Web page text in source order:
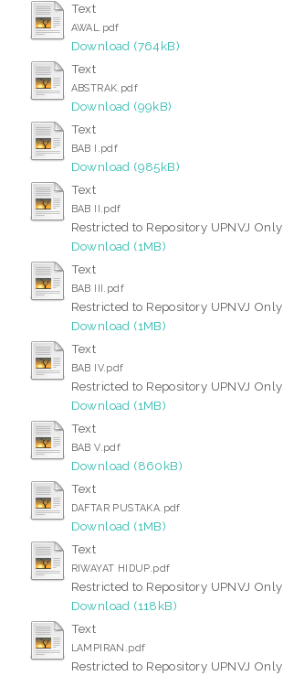
Text
AWAL.pdf
Download (764kB)
Text
ABSTRAK.pdf
Download (99kB)
Text
BAB I.pdf
Download (985kB)
Text
BAB II.pdf
Restricted to Repository UPNVJ Only
Download (1MB)
Text
BAB III.pdf
Restricted to Repository UPNVJ Only
Download (1MB)
Text
BAB IV.pdf
Restricted to Repository UPNVJ Only
Download (1MB)
Text
BAB V.pdf
Download (860kB)
Text
DAFTAR PUSTAKA.pdf
Download (1MB)
Text
RIWAYAT HIDUP.pdf
Restricted to Repository UPNVJ Only
Download (118kB)
Text
LAMPIRAN.pdf
Restricted to Repository UPNVJ Only